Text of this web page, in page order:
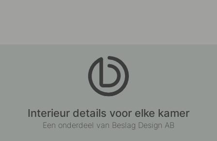
Interieur details voor elke kamer
Een onderdeel van Beslag Design AB